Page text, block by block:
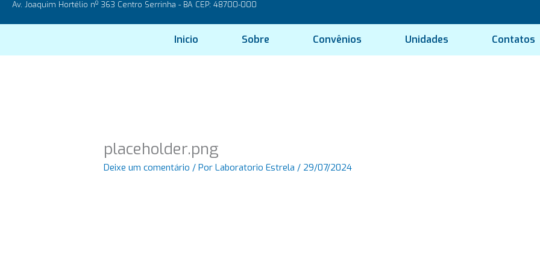
para
Av. Joaquim Hortélio nº 363 Centro Serrinha - BA CEP: 48700-000
Inicio Sobre Convênios Unidades Contatos
placeholder.png
Deixe um comentário / PorLaboratorio Estrela/ 29/07/2024